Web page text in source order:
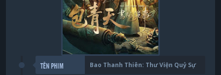
TÊN PHIM Bao Thanh Thiên: Thư Viện Quỷ Sự